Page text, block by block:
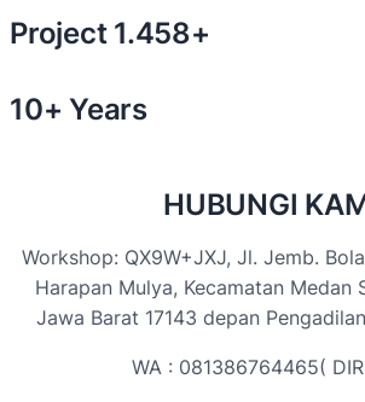
Project 1.458+
10+ Years
HUBUNGI
Workshop: QX9W+JXJ, Jl. Jemb.
Harapan Mulya, Kecamatan Medan
Jawa Barat 17143 depan
WA : 081386764465(